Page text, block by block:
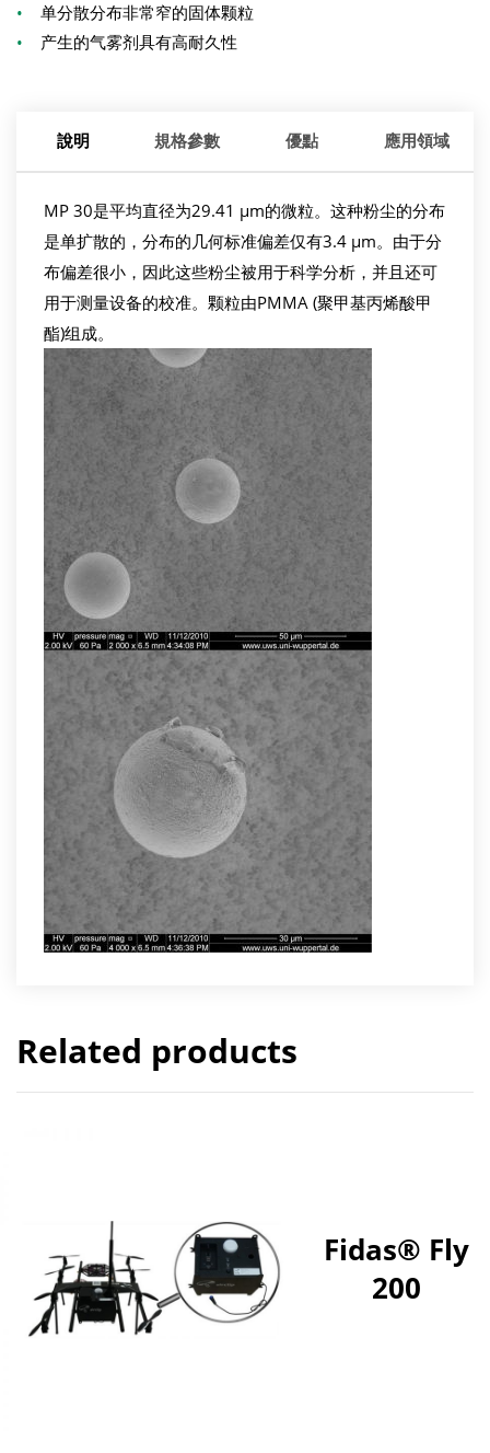
• 单分散分布非常窄的固体颗粒
• 产生的气雾剂具有高耐久性
說明 規格參數 優點 應用領域
MP 30是平均直径为29.41 µm的微粒。这种粉尘的分布
是单扩散的，分布的几何标准偏差仅有3.4 µm。由于分
布偏差很小，因此这些粉尘被用于科学分析，并且还可
用于测量设备的校准。颗粒由PMMA (聚甲基丙烯酸甲
酯)组成。
Related products
Fidas® Fly
200